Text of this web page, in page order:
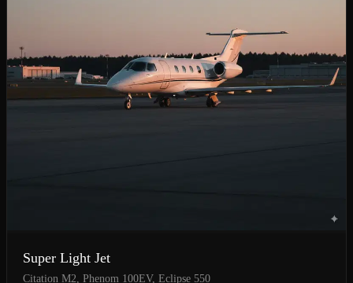
Super Light Jet
Citation M2, Phenom 100EV, Eclipse 550